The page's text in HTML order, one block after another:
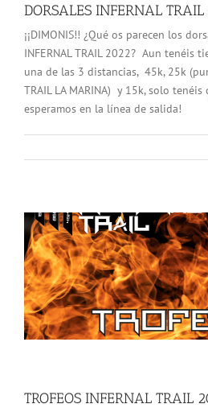
DORSALES INFERNAL
¡¡DIMONIS!! ¿Qué os parecen los
INFERNAL TRAIL 2022? Aun tenéis
una de las 3 distancias, 45k, 25k
TRAIL LA MARINA) y 15k, solo tenéis
esperamos en la línea de salida!
TROFEOS INFERNAL TRAIL